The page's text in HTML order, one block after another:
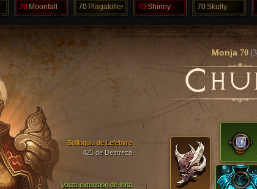
70 Moonfall 70 Plagakiller 70Shinny 70Skully
Monja 70
C
Vasta extensión de Inna
Soliloquio de Lefebvre
425 de Destreza